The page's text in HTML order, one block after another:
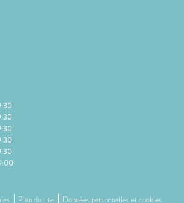
Plan du site Données personnelles et cookies